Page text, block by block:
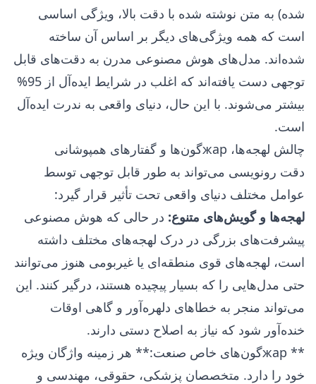
شده) به متن نوشته شده با دقت بالا، ویژگی اساسی
است که همه ویژگی‌های دیگر بر اساس آن ساخته
شده‌اند. مدل‌های هوش مصنوعی مدرن به دقت‌های قابل
توجهی دست یافته‌اند که اغلب در شرایط ایده‌آل از 95%
بیشتر می‌شوند. با این حال، دنیای واقعی به ندرت ایده‌آل
است.
چالش لهجه‌ها، жарگون‌ها و گفتارهای همپوشانی
دقت رونویسی می‌تواند به طور قابل توجهی توسط
عوامل مختلف دنیای واقعی تحت تأثیر قرار گیرد:
لهجه‌ها و گویش‌های متنوع: در حالی که هوش مصنوعی
پیشرفت‌های بزرگی در درک لهجه‌های مختلف داشته
است، لهجه‌های قوی منطقه‌ای یا غیربومی هنوز می‌توانند
حتی مدل‌هایی را که بسیار پیچیده هستند، درگیر کنند. این
می‌تواند منجر به خطاهای دلهره‌آور و گاهی اوقات
خنده‌آور شود که نیاز به اصلاح دستی دارند.
** жарگون‌های خاص صنعت:** هر زمینه واژگان ویژه
خود را دارد. متخصصان پزشکی، حقوقی، مهندسی و